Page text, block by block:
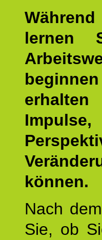
lernen
können.
Nach
Sie, ob